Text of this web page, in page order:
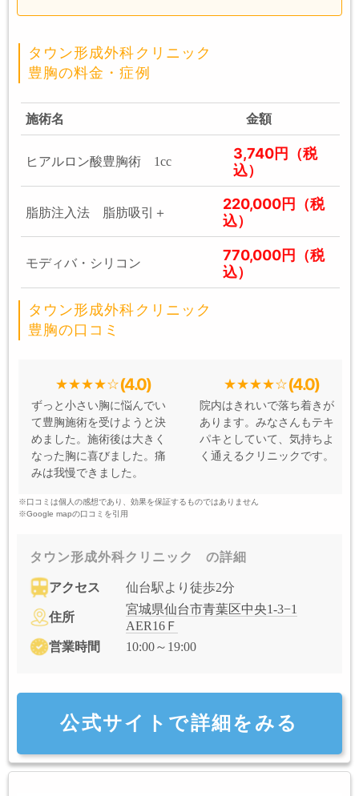
タウン形成外科クリニック
豊胸の料金・症例
施術名 金額
ヒアルロン酸豊胸術 1cc
3,740円（税
込）
脂肪注入法 脂肪吸引＋
220,000円（税
込）
モディバ・シリコン
770,000円（税
込）
タウン形成外科クリニック
豊胸の口コミ
(4.0)
ずっと小さい胸に悩んでい
て豊胸施術を受けようと決
めました。施術後は大きく
なった胸に喜びました。痛
みは我慢できました。
(4.0)
院内はきれいで落ち着きが
あります。みなさんもテキ
パキとしていて、気持ちよ
く通えるクリニックです。
※口コミは個人の感想であり、効果を保証するものではありません
※Google mapの口コミを引用
タウン形成外科クリニック の詳細
アクセス 仙台駅より徒歩2分
住所
宮城県仙台市青葉区中央1-3−1
AER16Ｆ
営業時間
10:00～19:00
公式サイトで詳細をみる